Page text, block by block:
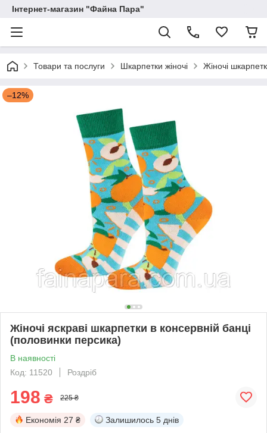
Інтернет-магазин "Файна Пара"
Товари та послуги Шкарпетки жіночі Жіночі
–12%
Жіночі яскраві шкарпетки в консервній банці
(половинки персика)
В наявності
Код: 11520
Роздріб
198 ₴ 225 ₴
Економія 27 ₴ Залишилось 5 днів